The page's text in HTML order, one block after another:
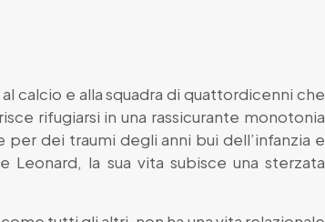
calcio e alla squadra di quattordicenni che
rifugiarsi in una rassicurante monotonia
dei traumi degli anni bui dell’infanzia e
Leonard, la sua vita subisce una sterzata